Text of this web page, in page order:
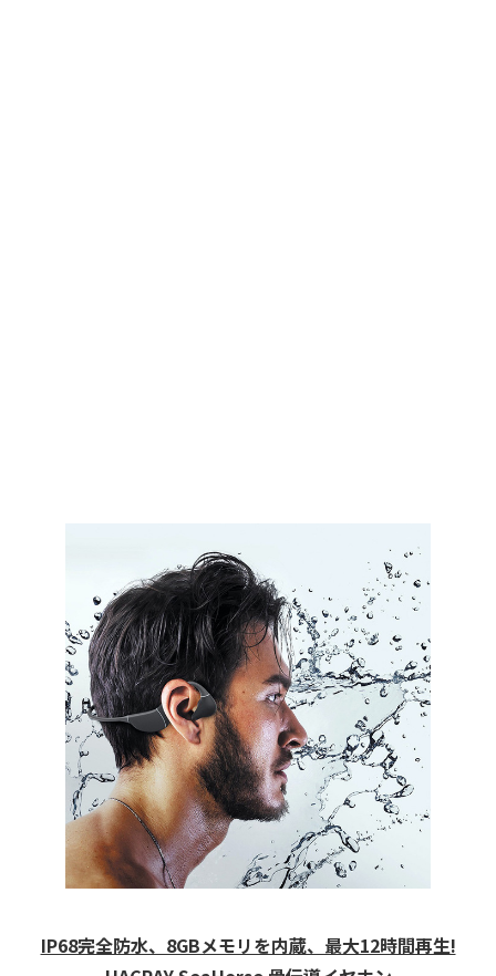
IP68完全防水、8GBメモリを内蔵、最大12時間再生!